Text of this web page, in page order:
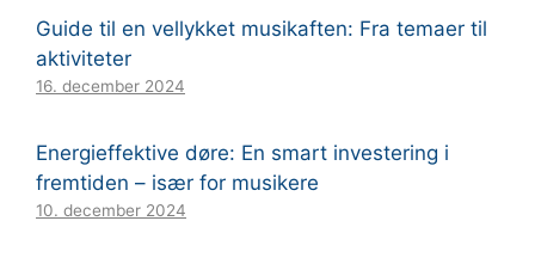
Guide til en vellykket musikaften: Fra temaer til
aktiviteter
16. december 2024
Energieffektive døre: En smart investering i
fremtiden – især for musikere
10. december 2024